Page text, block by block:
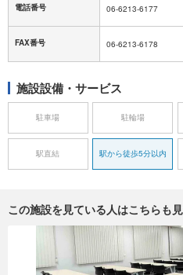
電話番号 06-6213-6177
FAX番号 06-6213-6178
施設設備・サービス
駐車場 駐輪場
駅直結 駅から徒歩5分以内
この施設を見ている人はこちらも